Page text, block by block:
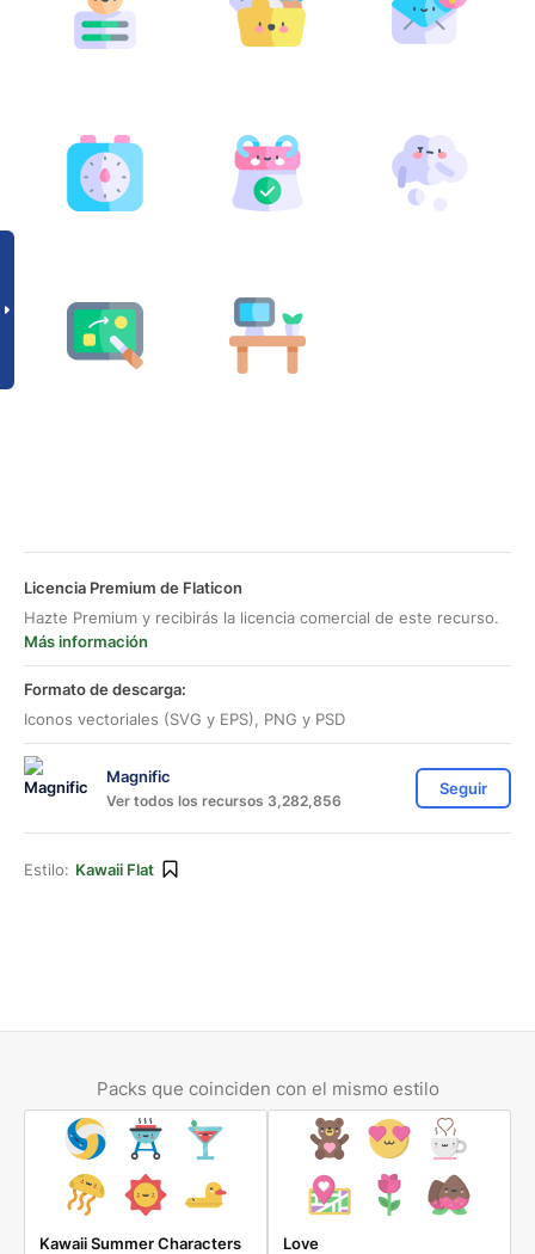
Licencia Premium de Flaticon
Hazte Premium y recibirás la licencia comercial de este recurso.
Más información
Formato de descarga:
Iconos vectoriales (SVG y EPS), PNG y PSD
Magnific
Ver todos los recursos 3,282,856
Seguir
Estilo: Kawaii Flat
Packs que coinciden con el mismo estilo
Kawaii Summer Characters Love